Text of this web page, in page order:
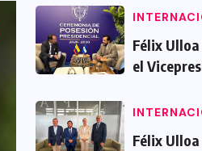
Félix
el
Félix